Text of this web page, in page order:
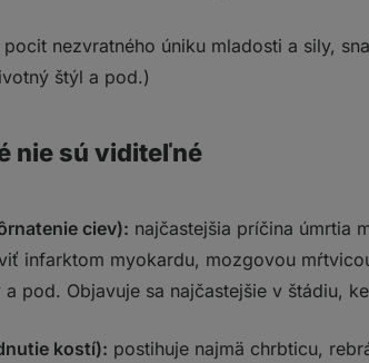
pocit nezvratného úniku mladosti a sily,
štýl a pod.)
nie sú viditeľné
ciev): najčastejšia príčina úmrtia
infarktom myokardu, mozgovou
a pod. Objavuje sa najčastejšie v štádiu,
kostí): postihuje najmä chrbticu,